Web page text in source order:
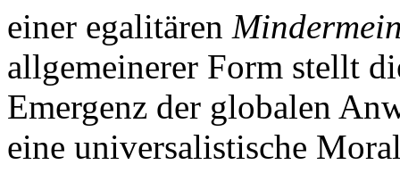
einer egalitären
allgemeinerer Form stellt
Emergenz der globalen
eine universalistische